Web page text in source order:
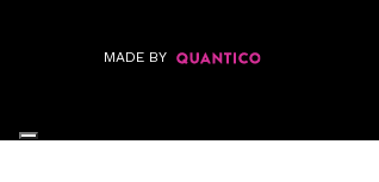
MADE BY